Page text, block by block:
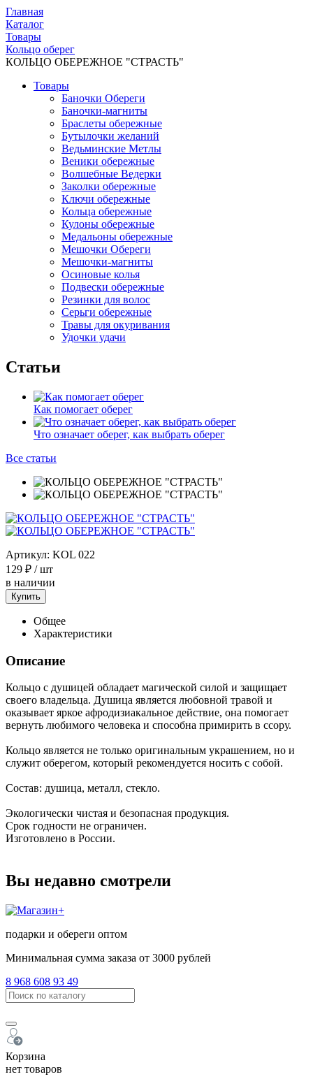
Главная
Каталог
Товары
Кольцо оберег
КОЛЬЦО ОБЕРЕЖНОЕ "СТРАСТЬ"
Товары
Баночки Обереги
Баночки-магниты
Браслеты обережные
Бутылочки желаний
Ведьминские Метлы
Веники обережные
Волшебные Ведерки
Заколки обережные
Ключи обережные
Кольца обережные
Кулоны обережные
Медальоны обережные
Мешочки Обереги
Мешочки-магниты
Осиновые колья
Подвески обережные
Резинки для волос
Серьги обережные
Травы для окуривания
Удочки удачи
Статьи
Как помогает оберег
Что означает оберег, как выбрать оберег
Все статьи
Артикул: KOL 022
129 ₽ / шт
в наличии
Купить
Общее
Характеристики
Описание
Кольцо с душицей обладает магической силой и защищает
своего владельца. Душица является любовной травой и
оказывает яркое афродизиакальное действие, она помогает
вернуть любимого человека и способна примирить в ссору.
Кольцо является не только оригинальным украшением, но и
служит оберегом, который рекомендуется носить с собой.
Состав: душица, металл, стекло.
Экологически чистая и безопасная продукция.
Срок годности не ограничен.
Изготовлено в России.
Вы недавно смотрели
подарки и обереги оптом
Минимальная сумма заказа от 3000 рублей
8 968 608 93 49
Корзина
нет товаров